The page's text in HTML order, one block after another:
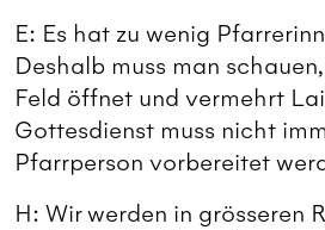
E: Es hat zu wenig
Deshalb muss man
Feld öffnet und vermehrt
Gottesdienst muss nicht
Pfarrperson vorbereitet
H: Wir werden in grösseren